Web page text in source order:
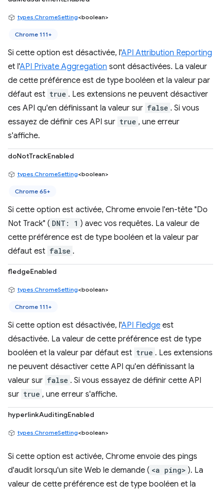
types.ChromeSetting<boolean>
Chrome 111+
Si cette option est désactivée, l'API Attribution Reporting
et l'API Private Aggregation sont désactivées. La valeur
de cette préférence est de type booléen et la valeur par
défaut est true . Les extensions ne peuvent désactiver
ces API qu'en définissant la valeur sur false . Si vous
essayez de définir ces API sur true , une erreur
s'affiche.
doNotTrackEnabled
types.ChromeSetting<boolean>
Chrome 65+
Si cette option est activée, Chrome envoie l'en-tête "Do
Not Track" ( DNT: 1 ) avec vos requêtes. La valeur de
cette préférence est de type booléen et la valeur par
défaut est false .
fledgeEnabled
types.ChromeSetting<boolean>
Chrome 111+
Si cette option est désactivée, l'API Fledge est
désactivée. La valeur de cette préférence est de type
booléen et la valeur par défaut est true . Les extensions
ne peuvent désactiver cette API qu'en définissant la
valeur sur false . Si vous essayez de définir cette API
sur true , une erreur s'affiche.
hyperlinkAuditingEnabled
types.ChromeSetting<boolean>
Si cette option est activée, Chrome envoie des pings
d'audit lorsqu'un site Web le demande ( <a ping> ). La
valeur de cette préférence est de type booléen et la